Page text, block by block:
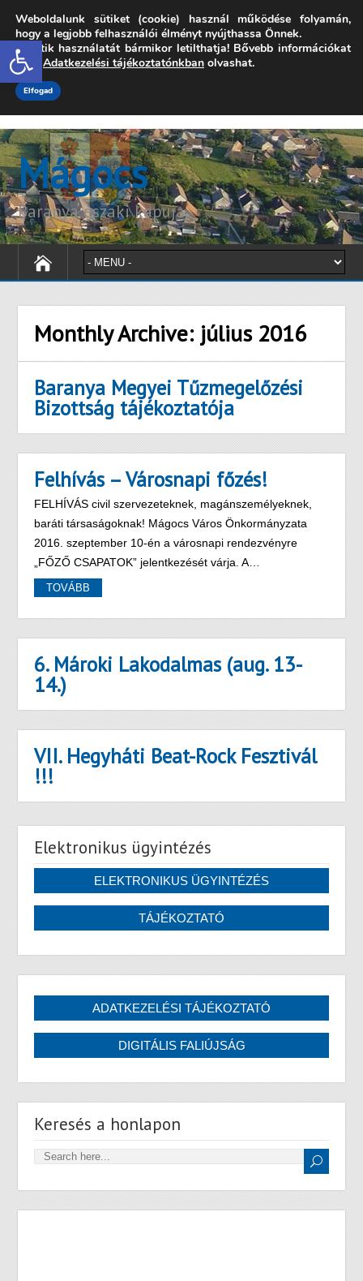
Open toolbar
7342 Mágocs, Szabadság utca 39.
onkormanyzat@magocs.hu +36 (72) 451 110
Elérhetőségek
Mágocs
Baranya északi kapuja
Monthly Archive: július 2016
Baranya Megyei Tűzmegelőzési
Bizottság tájékoztatója
Felhívás – Városnapi főzés!
FELHÍVÁS civil szervezeteknek, magánszemélyeknek,
baráti társaságoknak! Mágocs Város Önkormányzata
2016. szeptember 10-én a városnapi rendezvényre
„FŐZŐ CSAPATOK” jelentkezését várja. A…
TOVÁBB
6. Mároki Lakodalmas (aug. 13-
14.)
VII. Hegyháti Beat-Rock Fesztivál
!!!
Elektronikus ügyintézés
Keresés a honlapon
Weboldalunk sütiket (cookie) használ működése folyamán,
hogy a legjobb felhasználói élményt nyújthassa Önnek.
A sütik használatát bármikor letilthatja! Bővebb információkat
erről Adatkezelési tájékoztatónkban olvashat.
Elfogad